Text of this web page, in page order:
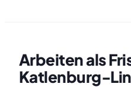
Arbeiten als
Katlenburg-